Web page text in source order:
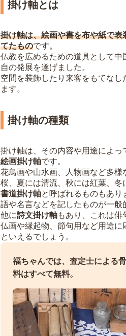
掛け軸とは
掛け軸は、絵画や書を布や紙で
てたものです。
仏教を広めるための道具として
自の発展を遂げました。
空間を装飾したり来客をもてな
ます。
掛け軸の種類
掛け軸は、その内容や用途によっ
絵画掛け軸です。
花鳥画や山水画、人物画など多
桜、夏には清流、秋には紅葉、冬
書道掛け軸と呼ばれるものもあ
語や名言などを記したものが一般
他に詩文掛け軸もあり、これは俳
仏画や縁起物、節句用など用途
といえるでしょう。
福ちゃんでは、査定士による
料はすべて無料。